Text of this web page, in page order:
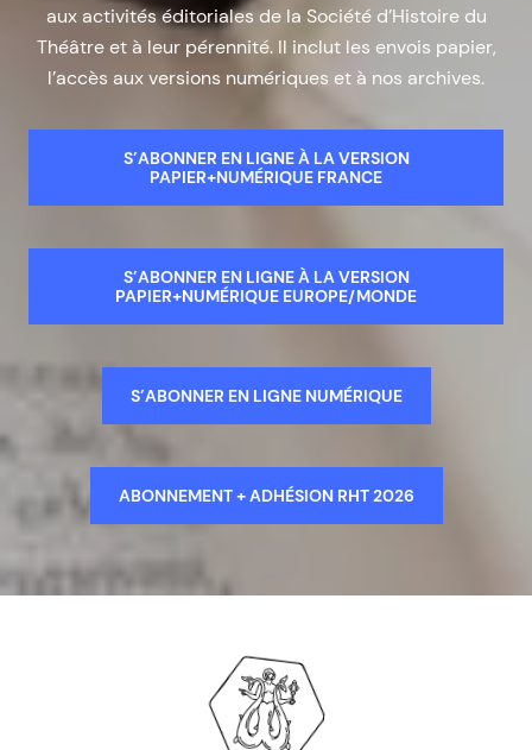
aux activités éditoriales de la Société d’Histoire du
Théâtre et à leur pérennité. Il inclut les envois papier,
l’accès aux versions numériques et à nos archives.
S’ABONNER EN LIGNE À LA VERSION
PAPIER+NUMÉRIQUE FRANCE
S’ABONNER EN LIGNE À LA VERSION
PAPIER+NUMÉRIQUE EUROPE/MONDE
S’ABONNER EN LIGNE NUMÉRIQUE
ABONNEMENT + ADHÉSION RHT 2026